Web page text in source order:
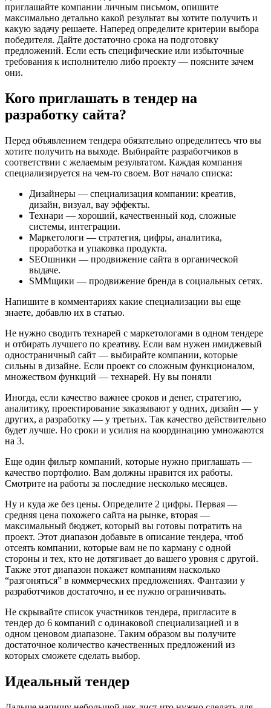
приглашайте компании личным письмом, опишите
максимально детально какой результат вы хотите получить и
какую задачу решаете. Наперед определите критерии выбора
победителя. Дайте достаточно срока на подготовку
предложений. Если есть специфические или избыточные
требования к исполнителю либо проекту — поясните зачем
они.
Кого приглашать в тендер на
разработку сайта?
Перед объявлением тендера обязательно определитесь что вы
хотите получить на выходе. Выбирайте разработчиков в
соответствии с желаемым результатом. Каждая компания
специализируется на чем-то своем. Вот начало списка:
Дизайнеры — специализация компании: креатив,
дизайн, визуал, вау эффекты.
Технари — хороший, качественный код, сложные
системы, интеграции.
Маркетологи — стратегия, цифры, аналитика,
проработка и упаковка продукта.
SEOшники — продвижение сайта в органической
выдаче.
SMMщики — продвижение бренда в социальных сетях.
Напишите в комментариях какие специализации вы еще
знаете, добавлю их в статью.
Не нужно сводить технарей с маркетологами в одном тендере
и отбирать лучшего по креативу. Если вам нужен имиджевый
одностраничный сайт — выбирайте компании, которые
сильны в дизайне. Если проект со сложным функционалом,
множеством функций — технарей. Ну вы поняли
Иногда, если качество важнее сроков и денег, стратегию,
аналитику, проектирование заказывают у одних, дизайн — у
других, а разработку — у третьих. Так качество действительно
будет лучше. Но сроки и усилия на координацию умножаются
на 3.
Еще один фильтр компаний, которые нужно приглашать —
качество портфолио. Вам должны нравится их работы.
Смотрите на работы за последние несколько месяцев.
Ну и куда же без цены. Определите 2 цифры. Первая —
средняя цена похожего сайта на рынке, вторая —
максимальный бюджет, который вы готовы потратить на
проект. Этот диапазон добавьте в описание тендера, чтоб
отсеять компании, которые вам не по карману с одной
стороны и тех, кто не дотягивает до вашего уровня с другой.
Также этот диапазон покажет компаниям насколько
“разгоняться” в коммерческих предложениях. Фантазии у
разработчиков достаточно, и ее нужно ограничивать.
Не скрывайте список участников тендера, пригласите в
тендер до 6 компаний с одинаковой специализацией и в
одном ценовом диапазоне. Таким образом вы получите
достаточное количество качественных предложений из
которых сможете сделать выбор.
Идеальный тендер